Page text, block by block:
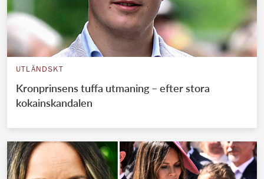
UTLÄNDSKT
Kronprinsens tuffa utmaning – efter stora
kokainskandalen